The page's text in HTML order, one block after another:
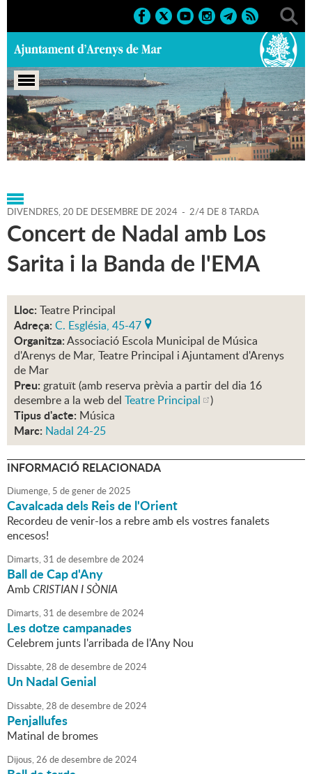
Portada > Agenda > 20-12-
2024 > Marcs > Culturals > 2024 > Nadal 24-25
DIVENDRES,20 DE DESEMBRE DE 2024 - 2/4 DE 8 TARDA
Concert de Nadal amb Los
Sarita i la Banda de l'EMA
Lloc: Teatre Principal
Adreça: C. Església, 45-47
Organitza:Associació Escola Municipal de Música
d'Arenys de Mar, Teatre Principal i Ajuntament d'Arenys
de Mar
Preu: gratuït (amb reserva prèvia a partir del dia 16
desembre a la web del Teatre Principal )
Tipus d'acte: Música
Marc: Nadal 24-25
INFORMACIÓ RELACIONADA
Diumenge, 5 degenerde2025
Cavalcada dels Reis de l'Orient
Recordeu de venir-los a rebre amb els vostres fanalets
encesos!
Dimarts,31 dedesembrede2024
Ball de Cap d'Any
AmbCRISTIAN I SÒNIA
Dimarts,31 dedesembrede2024
Les dotze campanades
Celebrem junts l'arribada de l'Any Nou
Dissabte,28 dedesembrede2024
Un Nadal Genial
Dissabte,28 dedesembrede2024
Penjallufes
Matinal de bromes
Dijous,26 dedesembrede2024